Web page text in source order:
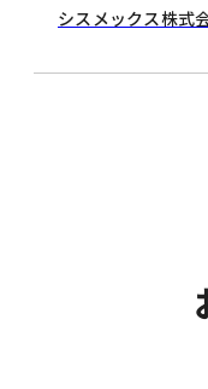
シスメックス株式